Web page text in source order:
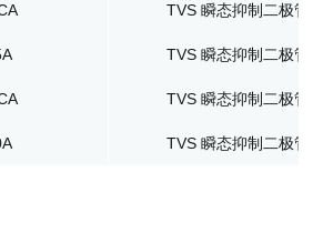
TVS 瞬态抑制二极管
TVS 瞬态抑制二极管
TVS 瞬态抑制二极管
TVS 瞬态抑制二极管